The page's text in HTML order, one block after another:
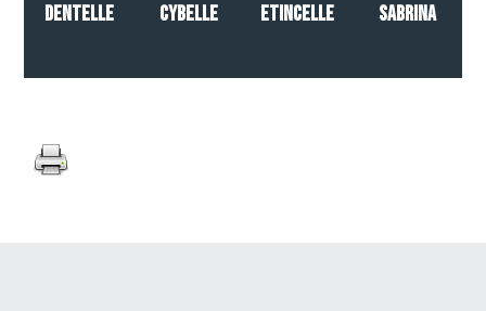
DENTELLE
CYBELLE
ETINCELLE
SABRINA